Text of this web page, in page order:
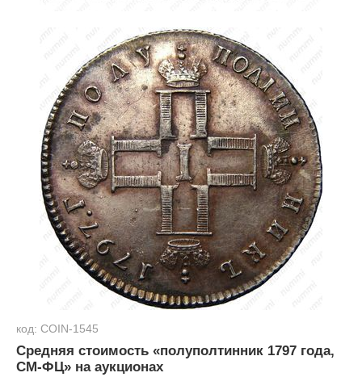
код: COIN-1545
Средняя стоимость «полуполтинник 1797 года,
СМ-ФЦ» на аукционах